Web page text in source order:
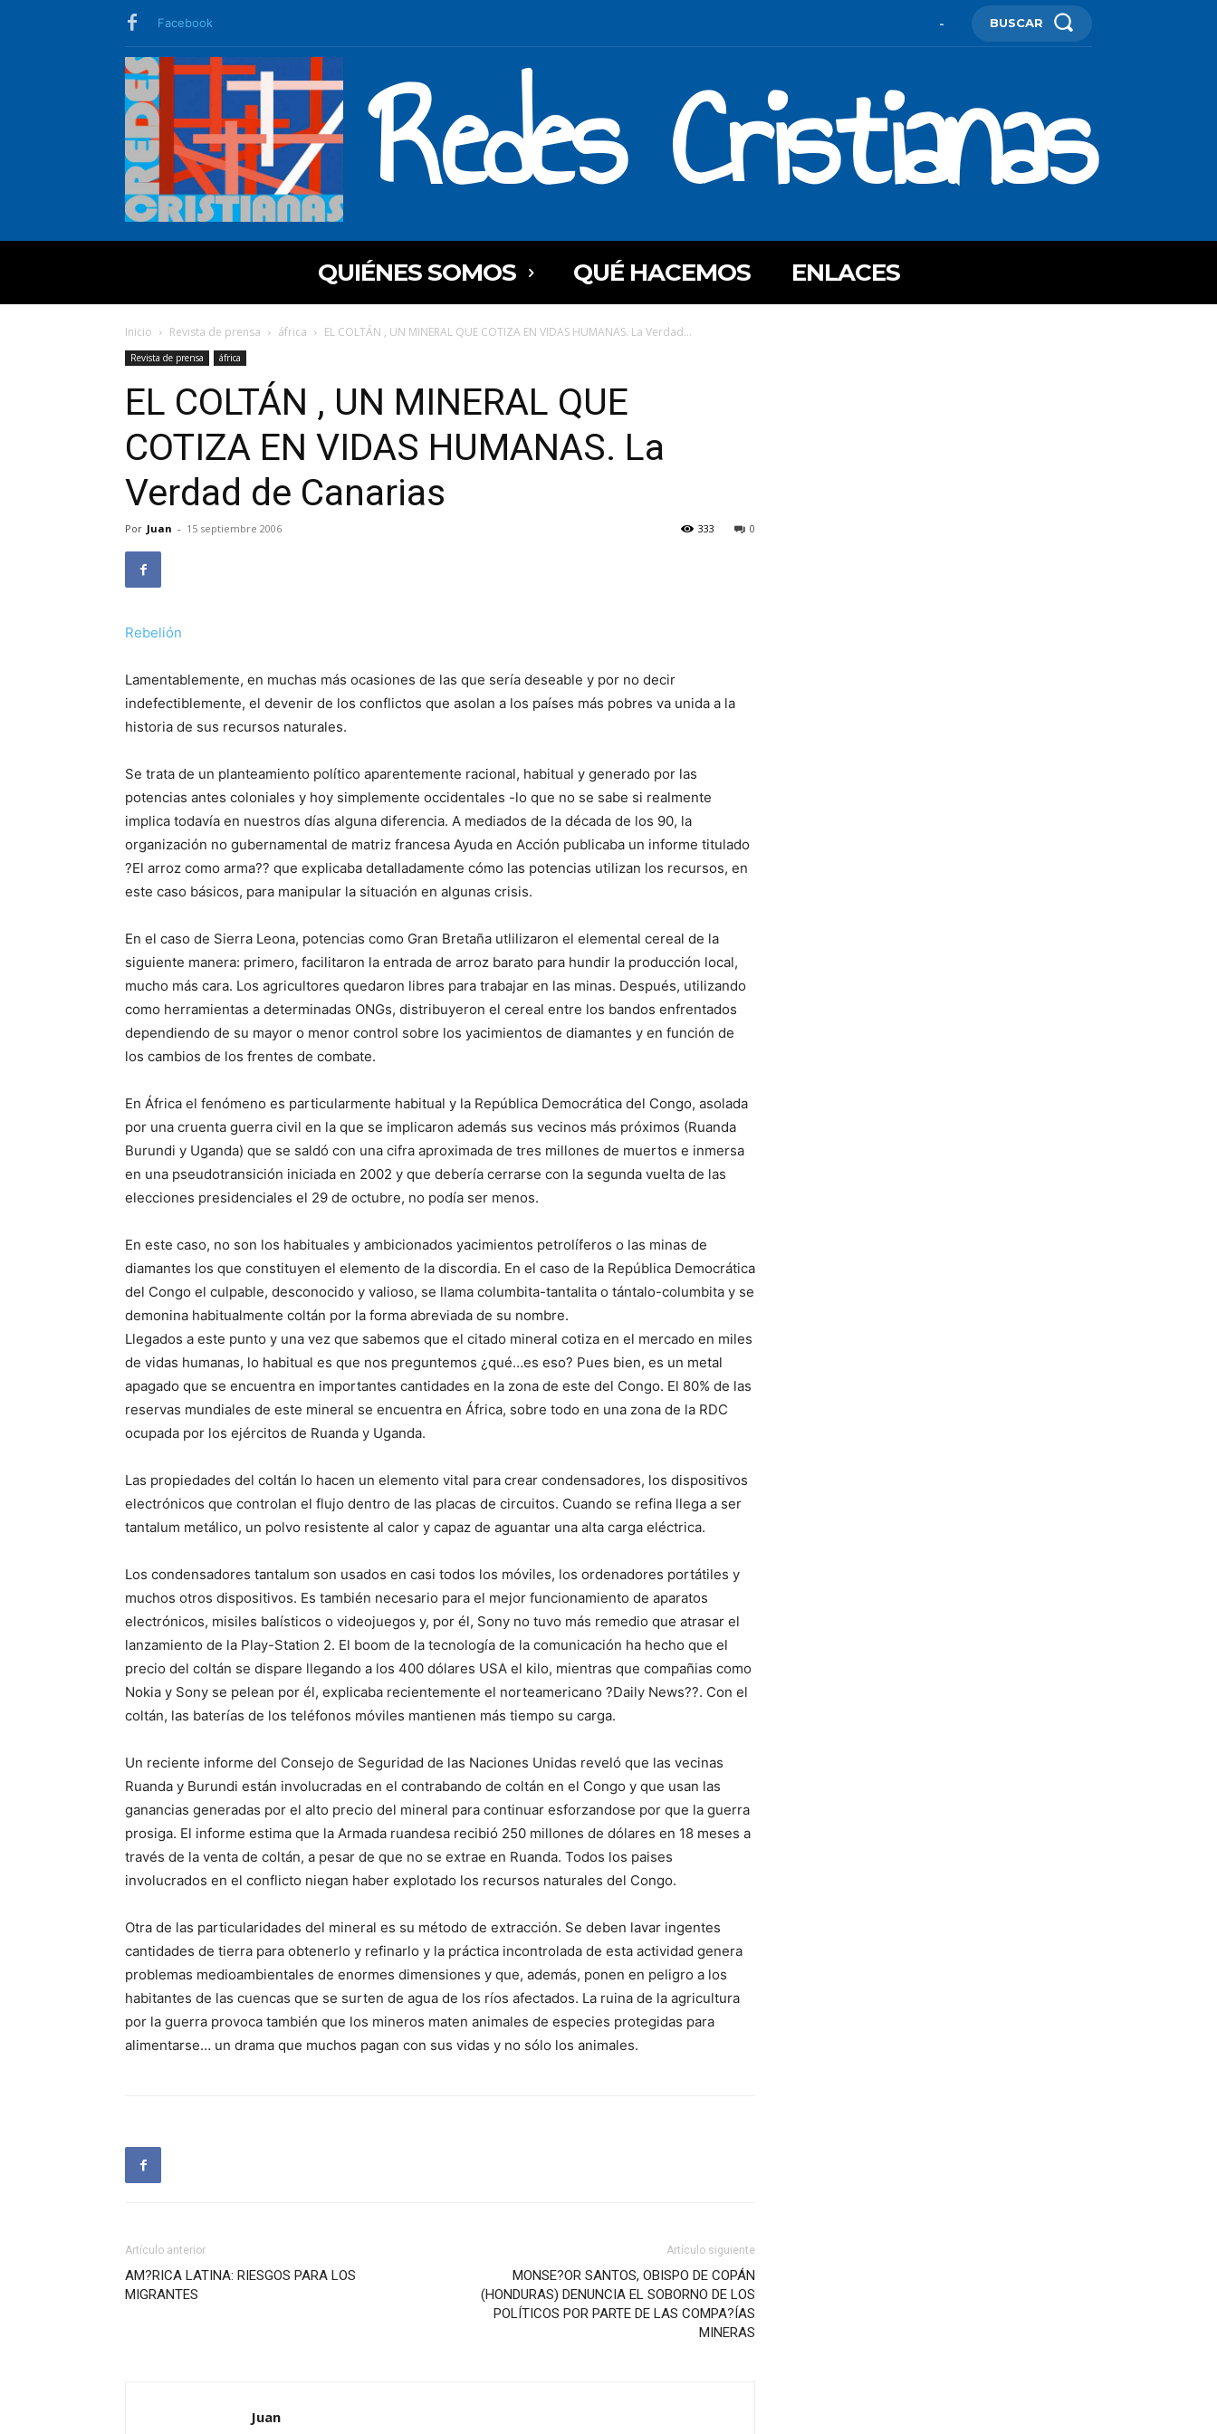
Facebook - BUSCAR
Redes Cristianas
QUIÉNES SOMOS QUÉ HACEMOS ENLACES
Inicio Revista de prensa áfrica EL COLTÁN , UN MINERAL QUE COTIZA EN VIDAS HUMANAS. La Verdad...
Revista de prensa áfrica
EL COLTÁN , UN MINERAL QUE
COTIZA EN VIDAS HUMANAS. La
Verdad de Canarias
Por Juan - 15 septiembre 2006 0
333
Rebelión
Lamentablemente, en muchas más ocasiones de las que sería deseable y por no decir
indefectiblemente, el devenir de los conflictos que asolan a los países más pobres va unida a la
historia de sus recursos naturales.
Se trata de un planteamiento político aparentemente racional, habitual y generado por las
potencias antes coloniales y hoy simplemente occidentales -lo que no se sabe si realmente
implica todavía en nuestros días alguna diferencia. A mediados de la década de los 90, la
organización no gubernamental de matriz francesa Ayuda en Acción publicaba un informe titulado
?El arroz como arma?? que explicaba detalladamente cómo las potencias utilizan los recursos, en
este caso básicos, para manipular la situación en algunas crisis.
En el caso de Sierra Leona, potencias como Gran Bretaña utlilizaron el elemental cereal de la
siguiente manera: primero, facilitaron la entrada de arroz barato para hundir la producción local,
mucho más cara. Los agricultores quedaron libres para trabajar en las minas. Después, utilizando
como herramientas a determinadas ONGs, distribuyeron el cereal entre los bandos enfrentados
dependiendo de su mayor o menor control sobre los yacimientos de diamantes y en función de
los cambios de los frentes de combate.
En África el fenómeno es particularmente habitual y la República Democrática del Congo, asolada
por una cruenta guerra civil en la que se implicaron además sus vecinos más próximos (Ruanda
Burundi y Uganda) que se saldó con una cifra aproximada de tres millones de muertos e inmersa
en una pseudotransición iniciada en 2002 y que debería cerrarse con la segunda vuelta de las
elecciones presidenciales el 29 de octubre, no podía ser menos.
En este caso, no son los habituales y ambicionados yacimientos petrolíferos o las minas de
diamantes los que constituyen el elemento de la discordia. En el caso de la República Democrática
del Congo el culpable, desconocido y valioso, se llama columbita-tantalita o tántalo-columbita y se
demonina habitualmente coltán por la forma abreviada de su nombre.
Llegados a este punto y una vez que sabemos que el citado mineral cotiza en el mercado en miles
de vidas humanas, lo habitual es que nos preguntemos ¿qué…es eso? Pues bien, es un metal
apagado que se encuentra en importantes cantidades en la zona de este del Congo. El 80% de las
reservas mundiales de este mineral se encuentra en África, sobre todo en una zona de la RDC
ocupada por los ejércitos de Ruanda y Uganda.
Las propiedades del coltán lo hacen un elemento vital para crear condensadores, los dispositivos
electrónicos que controlan el flujo dentro de las placas de circuitos. Cuando se refina llega a ser
tantalum metálico, un polvo resistente al calor y capaz de aguantar una alta carga eléctrica.
Los condensadores tantalum son usados en casi todos los móviles, los ordenadores portátiles y
muchos otros dispositivos. Es también necesario para el mejor funcionamiento de aparatos
electrónicos, misiles balísticos o videojuegos y, por él, Sony no tuvo más remedio que atrasar el
lanzamiento de la Play-Station 2. El boom de la tecnología de la comunicación ha hecho que el
precio del coltán se dispare llegando a los 400 dólares USA el kilo, mientras que compañias como
Nokia y Sony se pelean por él, explicaba recientemente el norteamericano ?Daily News??. Con el
coltán, las baterías de los teléfonos móviles mantienen más tiempo su carga.
Un reciente informe del Consejo de Seguridad de las Naciones Unidas reveló que las vecinas
Ruanda y Burundi están involucradas en el contrabando de coltán en el Congo y que usan las
ganancias generadas por el alto precio del mineral para continuar esforzandose por que la guerra
prosiga. El informe estima que la Armada ruandesa recibió 250 millones de dólares en 18 meses a
través de la venta de coltán, a pesar de que no se extrae en Ruanda. Todos los paises
involucrados en el conflicto niegan haber explotado los recursos naturales del Congo.
Otra de las particularidades del mineral es su método de extracción. Se deben lavar ingentes
cantidades de tierra para obtenerlo y refinarlo y la práctica incontrolada de esta actividad genera
problemas medioambientales de enormes dimensiones y que, además, ponen en peligro a los
habitantes de las cuencas que se surten de agua de los ríos afectados. La ruina de la agricultura
por la guerra provoca también que los mineros maten animales de especies protegidas para
alimentarse… un drama que muchos pagan con sus vidas y no sólo los animales.
Artículo anterior
AM?RICA LATINA: RIESGOS PARA LOS
MIGRANTES
Artículo siguiente
MONSE?OR SANTOS, OBISPO DE COPÁN
(HONDURAS) DENUNCIA EL SOBORNO DE LOS
POLÍTICOS POR PARTE DE LAS COMPA?ÍAS
MINERAS
Juan